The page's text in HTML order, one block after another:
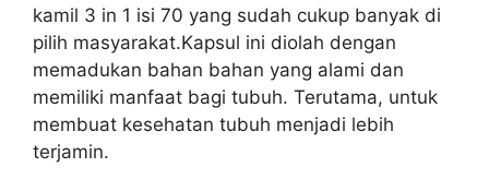
kamil 3 in 1 isi 70 yang sudah cukup banyak di
pilih masyarakat.Kapsul ini diolah dengan
memadukan bahan bahan yang alami dan
memiliki manfaat bagi tubuh. Terutama, untuk
membuat kesehatan tubuh menjadi lebih
terjamin.